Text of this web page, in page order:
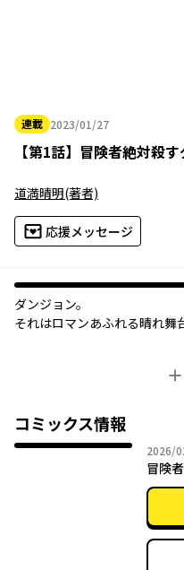
連載 2023/01/27
2023年01月27日
【第1話】 冒険者絶対殺
道満晴明(著者)
応援メッセージ
ダンジョン。
それはロマンあふれる晴れ舞
清掃や備品補充にクレーム対
方稼業に精を出す。
寄って集って他人の迷惑を
唯一無二の痛快異世界バイ
コミックス情報
2026/
冒険